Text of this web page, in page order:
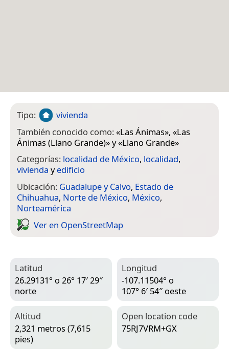
Tipo:
vivienda
También conocido como:«Las Ánimas», «Las
Ánimas (Llano Grande)» y «Llano Grande»
Categorías: localidad de México, localidad,
vivienda yedificio
Ubicación: Guadalupe y Calvo, Estado de
Chihuahua, Norte de México, México,
Norteamérica
Ver en Open­Street­Map
Latitud
26.29131° o 26° 17′ 29″
norte
Longitud
-107.11504° o
107° 6′ 54″ oeste
Altitud
2,321 metros (7,615
pies)
Open location code
75RJ7VRM+GX